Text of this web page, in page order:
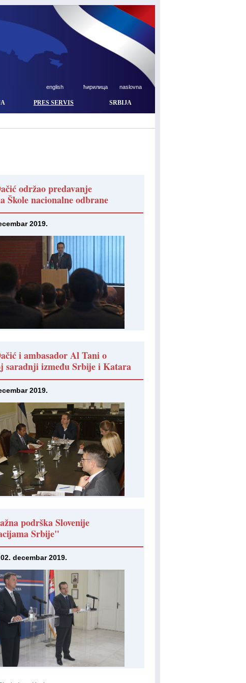
english ћирилица naslovna
PRES SERVIS SRBIJA
održao predavanje
Škole nacionalne odbrane
2019.
i ambasador Al Tani o
saradnji između Srbije i Katara
2019.
podrška Slovenije
Srbije"
decembar 2019.